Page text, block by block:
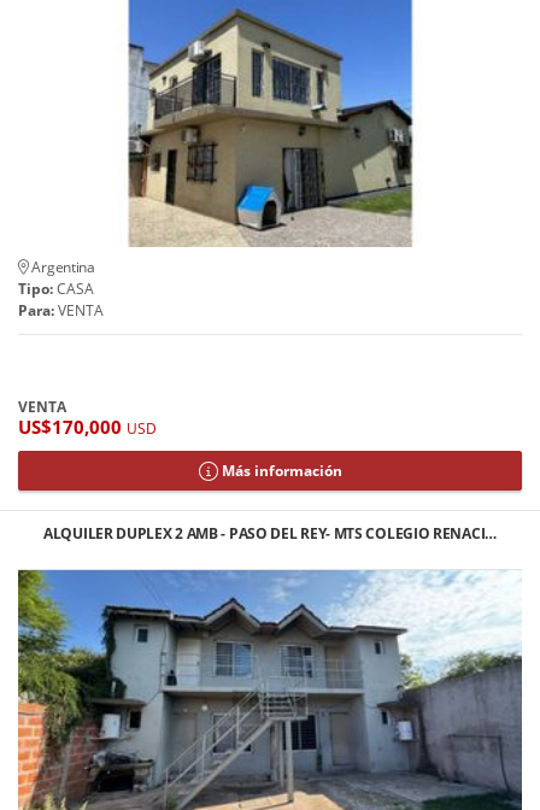
Argentina
Tipo:CASA
Para:VENTA
VENTA
US$170,000 USD
Más información
ALQUILER DUPLEX 2 AMB - PASO DEL REY- MTS COLEGIO RENACI…